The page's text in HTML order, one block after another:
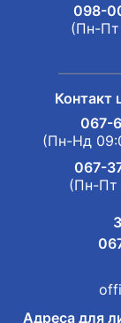
098-
(Пн-Пт
Контакт
067-
(Пн-Нд
067-
(Пн-Пт
Адреса для